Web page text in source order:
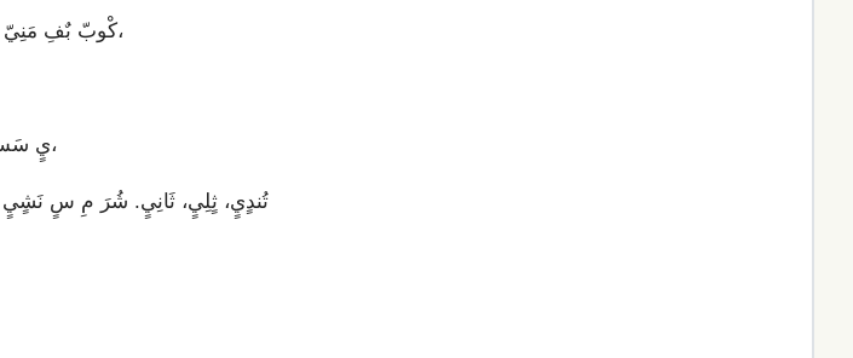
كْوبّ بٌفِ مَنِيّ كّمّ نَانِ فبَكُشِ عٍ رَ، كْوبّ بٌفِ مَنِيّ سَقّ قِرِن سٍ رَشُنمَسٍ كٍرٍن مَ كِنكِيٍ شُنيِ رَ،
يٍ سَسٍ شُنفبٍ نَشَن شِلِ «بَا،» نِنفٍ قُ نُن قِرِن مِسَالِ نَشٍيٍ نَ يٍ سَسٍ شُنفبٍ بُن مَ،